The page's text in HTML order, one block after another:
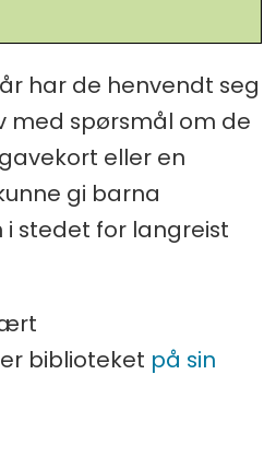
har de henvendt seg
med spørsmål om de
eller en
gi barna
i stedet for langreist
biblioteket på sin